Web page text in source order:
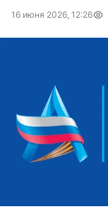
16 июня 2026, 12:26